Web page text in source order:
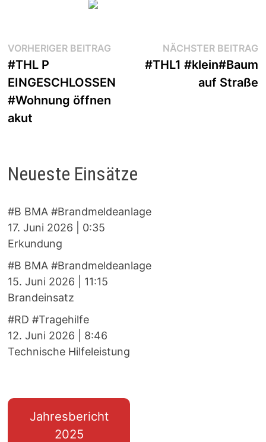
Beitragsnavigation
VORHERIGER BEITRAGVorheriger
Beitrag:
#THL P
EINGESCHLOSSEN
#Wohnung öffnen
akut
NÄCHSTER BEITRAG
#THL1 #klein#Baum
auf Straße
Neueste Einsätze
#B BMA #Brandmeldeanlage
17. Juni 2026
0:35
Erkundung
#B BMA #Brandmeldeanlage
15. Juni 2026
11:15
Brandeinsatz
#RD #Tragehilfe
12. Juni 2026
8:46
Technische Hilfeleistung
Jahresbericht
2025